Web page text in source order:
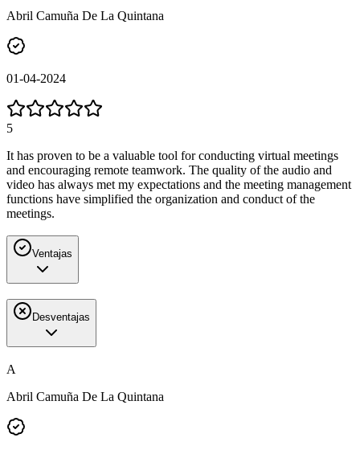
Abril Camuña De La Quintana
01-04-2024
5
It has proven to be a valuable tool for conducting virtual meetings
and encouraging remote teamwork. The quality of the audio and
video has always met my expectations and the meeting management
functions have simplified the organization and conduct of the
meetings.
Ventajas
Desventajas
A
Abril Camuña De La Quintana